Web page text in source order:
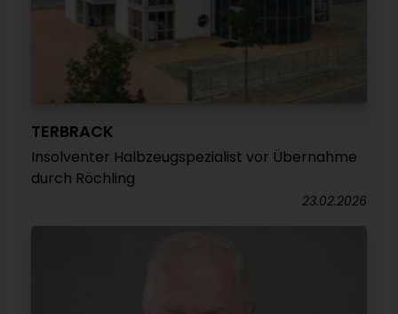
TERBRACK
Insolventer Halbzeugspezialist vor Übernahme
durch Röchling
23.02.2026